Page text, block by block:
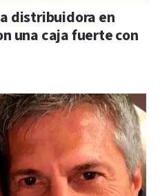
distribuidora en
una caja fuerte con